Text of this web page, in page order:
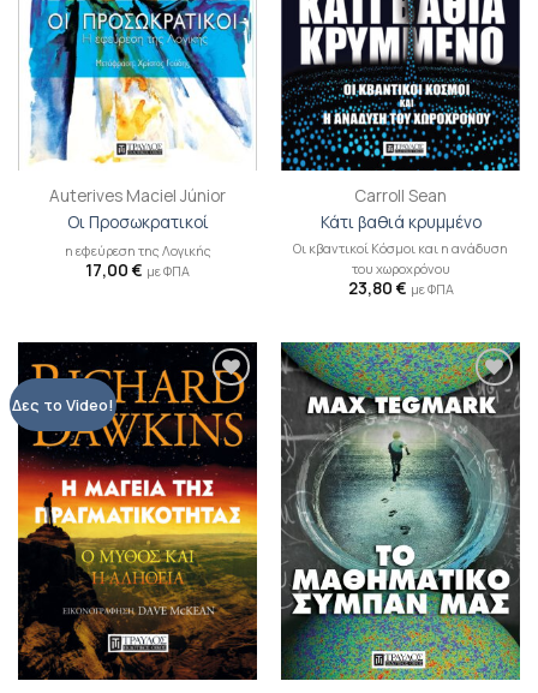
Auterives Maciel Júnior
Οι Προσωκρατικοί
η εφεύρεση της Λογικής
17,00 € με ΦΠΑ
Carroll Sean
Κάτι βαθιά κρυμμένο
Οι κβαντικοί Κόσμοι και η ανάδυση
του χωροχρόνου
23,80 € με ΦΠΑ
Δες το Video!
Προσθήκη
βιβλίου
στη λίστα
επιθυμιών
Προσθήκη
βιβλίου
στη λίστα
επιθυμιών